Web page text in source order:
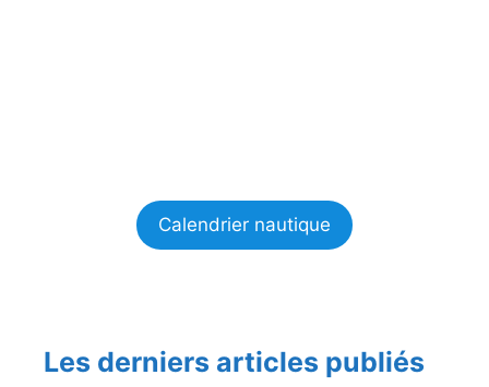
Calendrier nautique
Les derniers articles publiés